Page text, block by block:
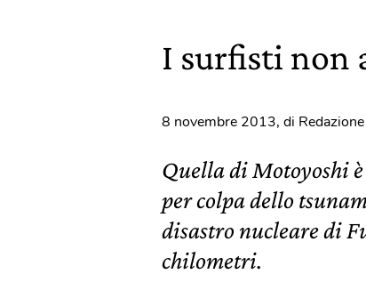
I surfisti non
8 novembre 2013, di
Quella di Motoyoshi
per colpa dello
disastro nucleare di
chilometri.